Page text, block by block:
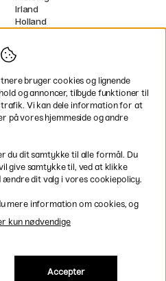
Irland
Holland
EU
* Specifikkefragtvilkår gælder for
voluminøse varer.
til hele Danmark
Inkl. moms
bruger cookies og lignende
og annoncer, tilbyde funktioner til
Vi kan dele information for at
på vores hjemmeside og andre
du dit samtykke til alle formål. Du
give samtykke til, ved at klikke
ændre dit valg i vores cookiepolicy.
mere information om cookies, og
kun nødvendige
Accepter